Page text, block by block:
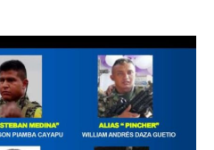
Cali
los